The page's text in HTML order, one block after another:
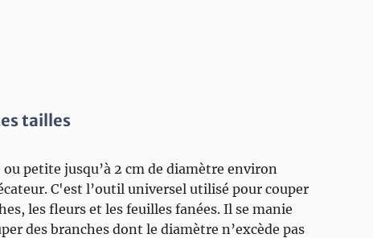
tailles
petite jusqu’à 2 cm de diamètre environ
C'est l’outil universel utilisé pour couper
les fleurs et les feuilles fanées. Il se manie
des branches dont le diamètre n’excède pas